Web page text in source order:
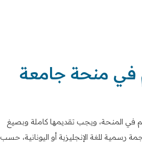
في منحة جامعة
في المنحة، ويجب تقديمها كاملة وبصيغ
للغة الإنجليزية أو اليونانية، حسب